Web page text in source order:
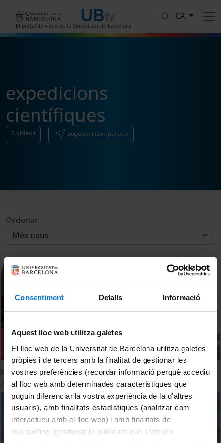
Consentiment Detalls Informació
Aquest lloc web utilitza galetes
El lloc web de la Universitat de Barcelona utilitza galetes
pròpies i de tercers amb la finalitat de gestionar les
vostres preferències (recordar informació perquè accediu
al lloc web amb determinades característiques que
puguin diferenciar la vostra experiència de la d’altres
usuaris), amb finalitats estadístiques (analitzar com
interactueu amb el lloc web) i amb finalitats de
màrqueting (gestionar la publicitat que s’ofereix
El portal de vídeo de la Universitat de Barcelona
CA
expedicions
científiques
3vídeos Segueix i comparteix
Ordenar
El bentos de la bahía Fildes, territorio antártico
21 novembre, 2014